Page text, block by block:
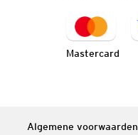
Mastercard
Algemene voorwaarden